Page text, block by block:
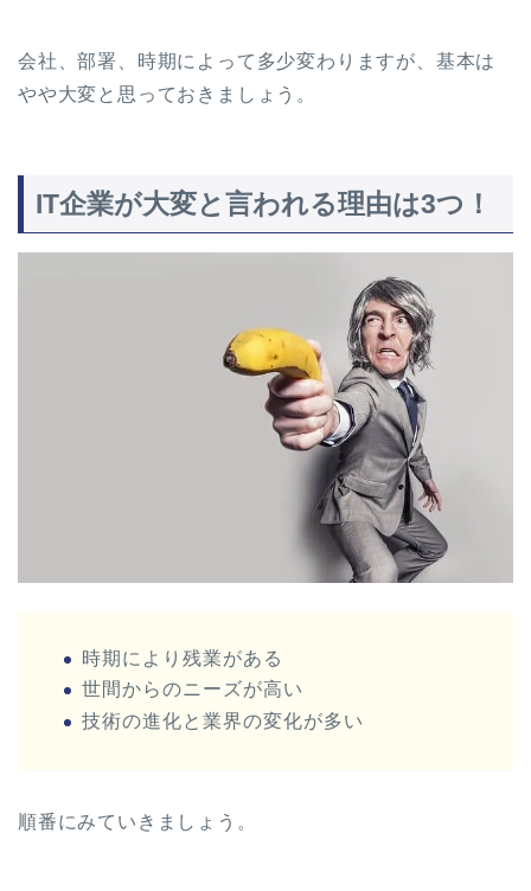
会社、部署、時期によって多少変わりますが、基本は
やや大変と思っておきましょう。
IT企業が大変と言われる理由は3つ！
時期により残業がある
世間からのニーズが高い
技術の進化と業界の変化が多い
順番にみていきましょう。